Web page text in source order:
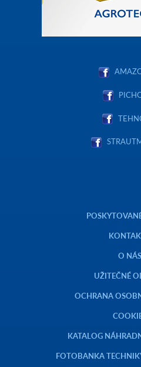
O NÁS
UŽITEČNÉ
OCHRANA
KATALOG
FOTOBANKA